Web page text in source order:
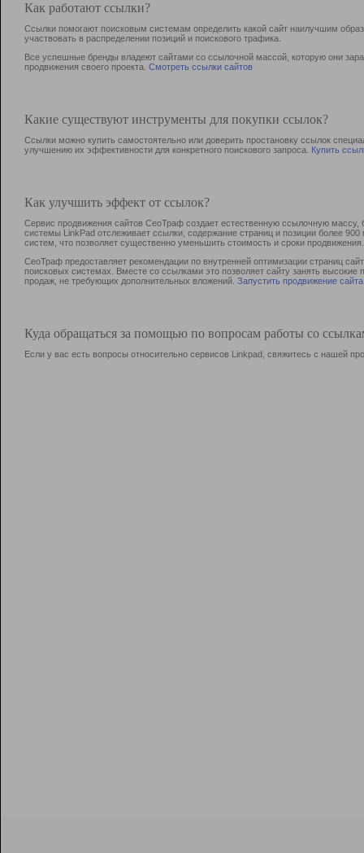
Как работают ссылки?
Ссылки помогают поисковым системам определить какой сайт наилучшим
участвовать в раcпределении позиций и поискового трафика.
Все успешные бренды владеют сайтами со ссылочной массой, которую они
продвижения своего проекта. Смотреть ссылки сайтов
Какие существуют инструменты для покупки ссылок?
Ссылки можно купить самостоятельно или доверить простановку ссылок
улучшению их эффективности для конкретного поискового запроса. Купить
Как улучшить эффект от ссылок?
Сервис продвижения сайтов СеоТраф создает естественную ссылочную
системы LinkPad отслеживает ссылки, содержание страниц и позиции более
систем, что позволяет существенно уменьшить стоимость и сроки продвижения.
СеоТраф предоставляет рекомендации по внутренней оптимизации страниц
поисковых системах. Вместе со ссылками это позволяет сайту занять
продаж, не требующих дополнительных вложений. Запустить продвижение сайта
Куда обращаться за помощью по вопросам работы со
Если у вас есть вопросы относительно сервисов Linkpad, свяжитесь с нашей